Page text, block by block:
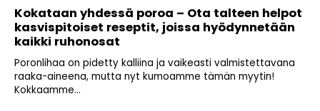
Kokataan yhdessä poroa – Ota talteen helpot
kasvispitoiset reseptit, joissa hyödynnetään
kaikki ruhonosat
Poronlihaa on pidetty kalliina ja vaikeasti valmistettavana
raaka-aineena, mutta nyt kumoamme tämän myytin!
Kokkaamme...